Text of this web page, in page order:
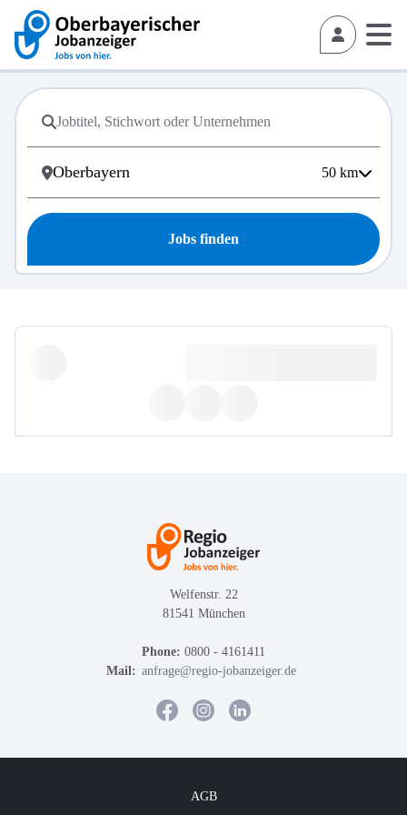
50 km
Jobs finden
Welfenstr. 22
81541 München
Phone: 0800 - 4161411
Mail: anfrage@regio-jobanzeiger.de
AGB